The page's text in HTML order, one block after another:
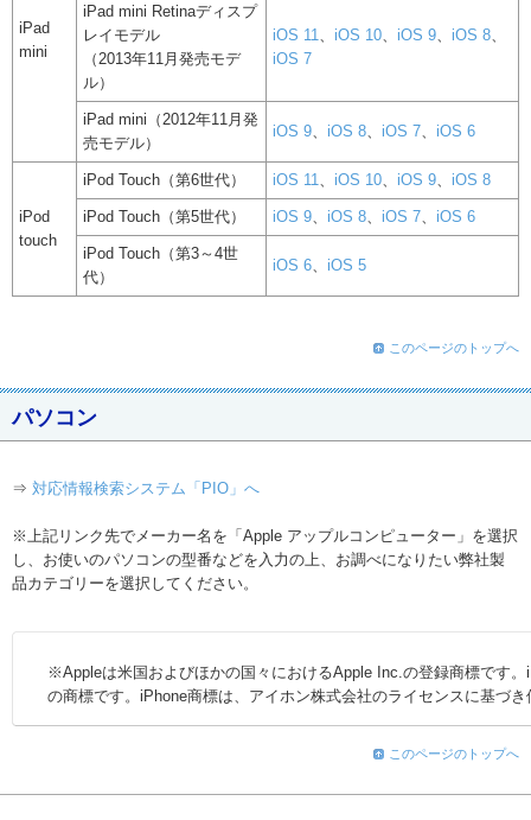
iPad
mini
iPad mini Retinaディスプ
レイモデル
（2013年11月発売モデ
ル）
iOS 11、 iOS 10、 iOS 9、 iOS 8、
iOS 7
iPad mini（2012年11月発
売モデル）
iOS 9、 iOS 8、 iOS 7、 iOS 6
iPod
touch
iPod Touch（第6世代） iOS 11、 iOS 10、 iOS 9、 iOS 8
iPod Touch（第5世代） iOS 9、 iOS 8、 iOS 7、 iOS 6
iPod Touch（第3～4世
代）
iOS 6、 iOS 5
このページのトップへ
パソコン
⇒ 対応情報検索システム「PIO」へ
※上記リンク先でメーカー名を「Apple アップルコンピューター」を選択
し、お使いのパソコンの型番などを入力の上、お調べになりたい弊社製
品カテゴリーを選択してください。
※Appleは米国およびほかの国々におけるApple Inc.の登録商標です
の商標です。iPhone商標は、アイホン株式会社のライセンスに基づ
このページのトップへ